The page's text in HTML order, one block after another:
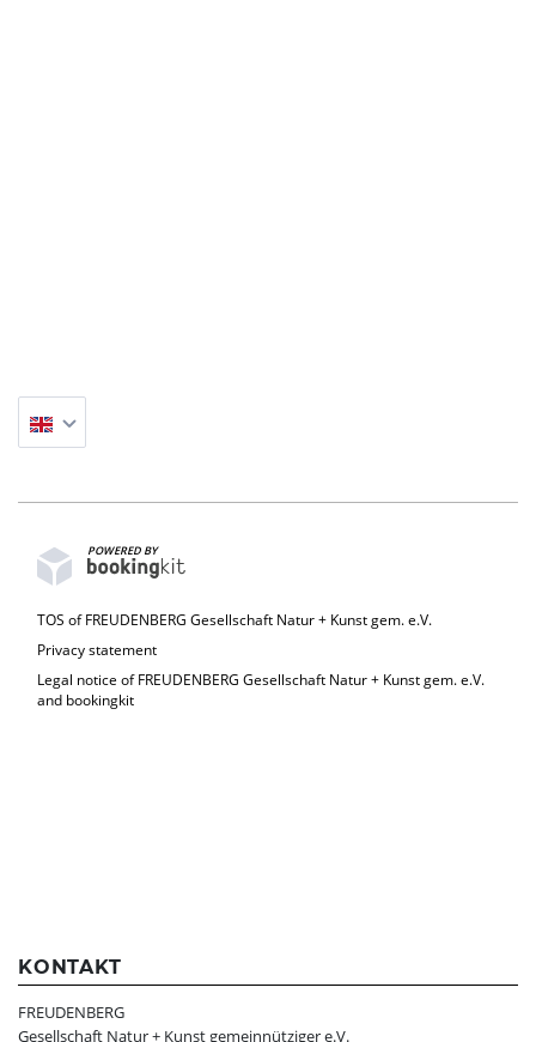
POWERED BY
TOS of FREUDENBERG Gesellschaft Natur + Kunst gem. e.V.
Privacy statement
Legal notice of FREUDENBERG Gesellschaft Natur + Kunst gem. e.V.
and bookingkit
KONTAKT
FREUDENBERG
Gesellschaft Natur + Kunst gemeinnütziger e.V.